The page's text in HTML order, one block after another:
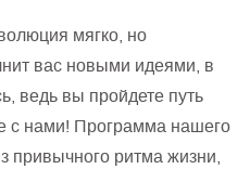
мягко, но
вас новыми идеями, в
ведь вы пройдете путь
с нами! Программа нашего
привычного ритма жизни,